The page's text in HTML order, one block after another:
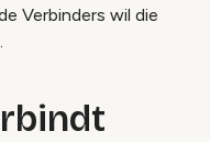
Verbinders wil die